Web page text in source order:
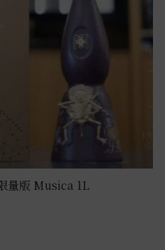
量版 Musica 1L